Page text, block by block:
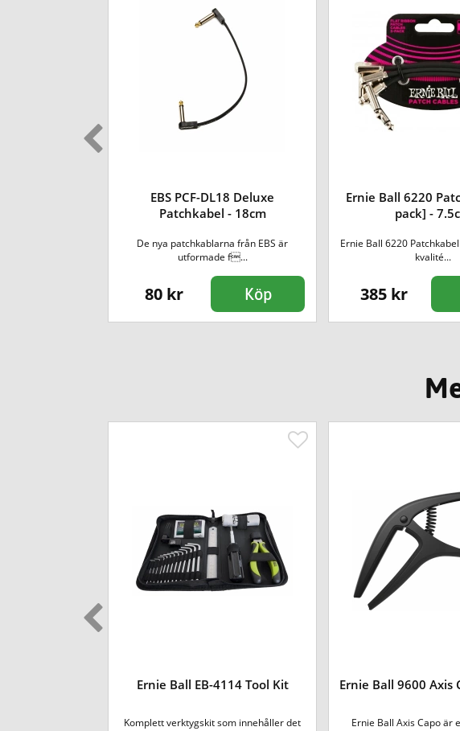
EBS PCF-DL18 Deluxe
Patchkabel - 18cm
De nya patchkablarna från EBS är
utformade f...
80 kr Köp
Ernie Ball 6220
pack] -
Ernie Ball 6220
kvalité...
385 kr
Ernie Ball EB-4114 Tool Kit
Komplett verktygskit som innehåller det
Ernie Ball 9600 Axis
Ernie Ball Axis Capo är